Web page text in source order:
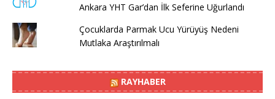
Ankara YHT Gar’dan İlk Seferine Uğurlandı
Çocuklarda Parmak Ucu Yürüyüş Nedeni
Mutlaka Araştırılmalı
RAYHABER